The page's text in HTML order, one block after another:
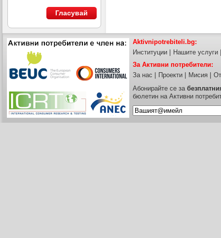
Гласувай
Aktivnipotrebiteli.bg:
Институции
Нашите услуги
За Активни потребители:
За нас
Проекти Мисия
Абонирайте се за
бюлетин на Активни